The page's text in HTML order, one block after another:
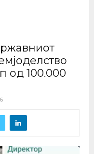
од 100.000